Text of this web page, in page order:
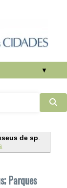
▼
de sp.
Parques